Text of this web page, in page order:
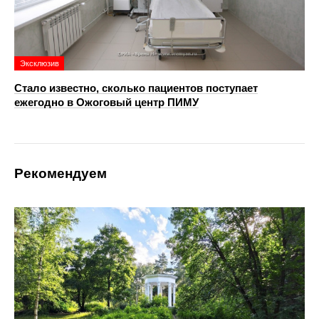
Эксклюзив
Стало известно, сколько пациентов поступает
ежегодно в Ожоговый центр ПИМУ
Рекомендуем